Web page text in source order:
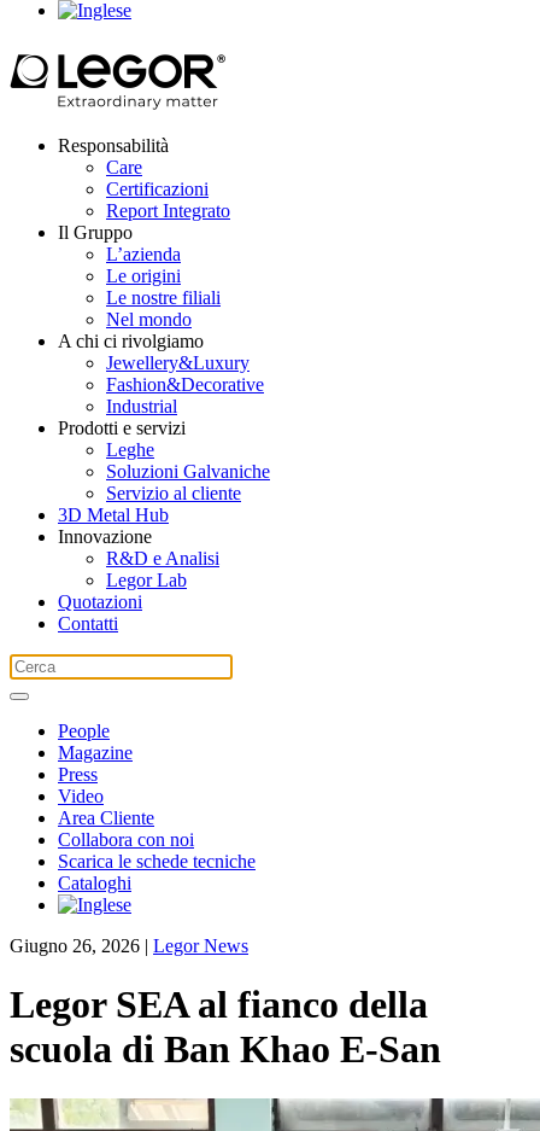
Responsabilità
Care
Certificazioni
Report Integrato
Il Gruppo
L’azienda
Le origini
Le nostre filiali
Nel mondo
A chi ci rivolgiamo
Jewellery&Luxury
Fashion&Decorative
Industrial
Prodotti e servizi
Leghe
Soluzioni Galvaniche
Servizio al cliente
3D Metal Hub
Innovazione
R&D e Analisi
Legor Lab
Quotazioni
Contatti
People
Magazine
Press
Video
Area Cliente
Collabora con noi
Scarica le schede tecniche
Cataloghi
Giugno 26, 2026 | Legor News
Legor SEA al fianco della
scuola di Ban Khao E-San